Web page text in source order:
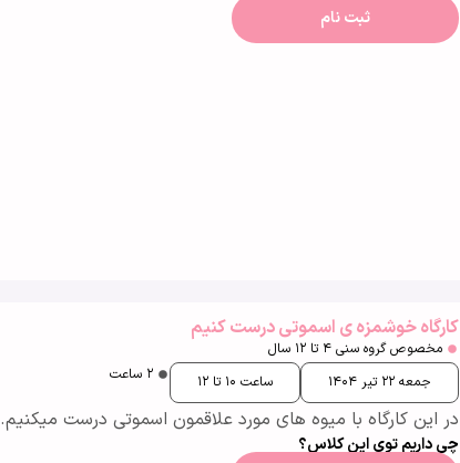
ثبت نام
کارگاه خوشمزه ی اسموتی درست کنیم
مخصوص گروه سنی ۴ تا ۱۲ سال
جمعه ۲۲ تیر ۱۴۰۴
ساعت ۱۰ تا ۱۲ ۲ ساعت
در این کارگاه با میوه های مورد علاقمون اسموتی درست میکنیم. این کارگاه به زبان انگلیسی می باشد.
چی داریم توی این کلاس؟